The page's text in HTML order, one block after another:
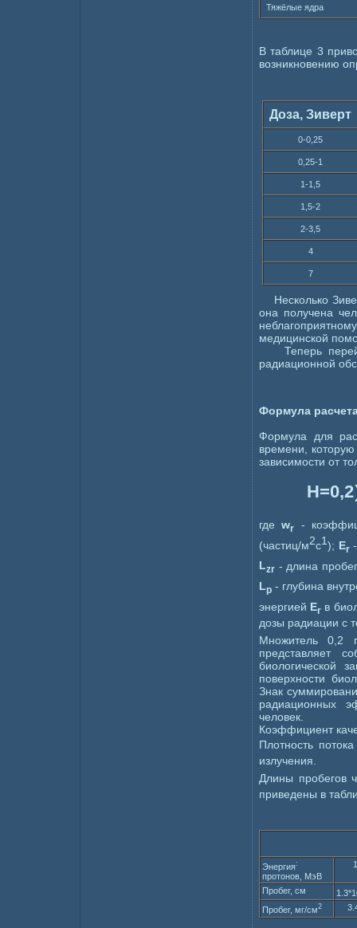
Тяжёлые ядра
В таблице 3
возникновению
Доза, Зиверт
0-0,25
0,25-1
1-1,5
1,5-2
2-3,5
4
7
Несколько
она получена
медицинской
Теперь
радиационной
Формула
Формула для
времени,
зависимости от
Н=0,2
гдеwr -
(частиц/м2с1); Er-
Lzr - длина
Lp - глубина
энергией Er в
дозы радиации с
Множитель 0,2
представляет
биологической
поверхности
Знак
радиационных
человек.
Коэффициент
Плотность
излучения.
Длины пробегов
приведены в
Энергия:
протонов, МэВ
1
Пробег, см
Пробег, мг/см2